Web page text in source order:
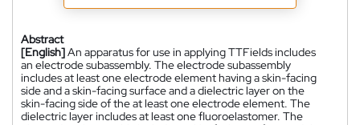
Abstract
[English]An apparatus for use in applying TTFields includes
an electrode subassembly. The electrode subassembly
includes at least one electrode element having a skin-facing
side and a skin-facing surface and a dielectric layer on the
skin-facing side of the at least one electrode element. The
dielectric layer includes at least one fluoroelastomer. The